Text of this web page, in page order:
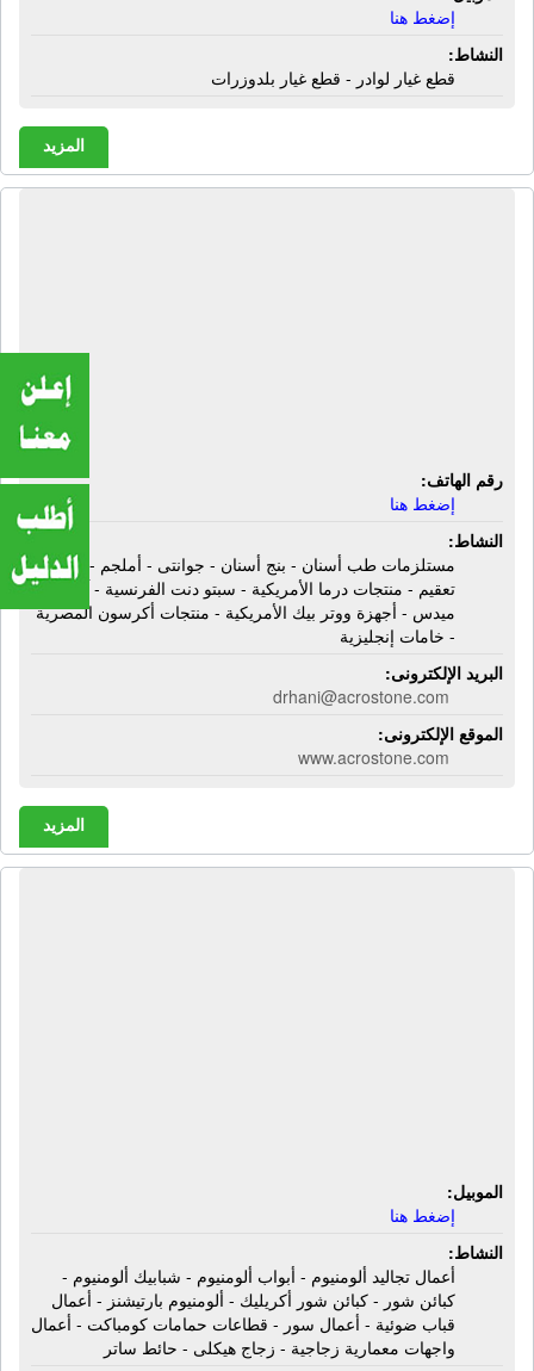
إضغط هنا
النشاط:
قطع غيار لوادر - قطع غيار بلدوزرات
المزيد
الفرنسية - آلالات ميدس - أجهزة ووتر
بيك الأمريكية - منتجات أكرسون المصرية
رقم الهاتف:
إضغط هنا
النشاط:
مستلزمات طب أسنان - بنج أسنان - جوانتى - أملجم - علب
تعقيم - منتجات درما الأمريكية - سبتو دنت الفرنسية - آلالات
ميدس - أجهزة ووتر بيك الأمريكية - منتجات أكرسون المصرية
- خامات إنجليزية
البريد الإلكترونى:
drhani@acrostone.com
الموقع الإلكترونى:
www.acrostone.com
المزيد
الموبيل:
إضغط هنا
النشاط:
أعمال تجاليد ألومنيوم - أبواب ألومنيوم - شبابيك ألومنيوم -
كبائن شور - كبائن شور أكريليك - ألومنيوم بارتيشنز - أعمال
قباب ضوئية - أعمال سور - قطاعات حمامات كومباكت - أعمال
واجهات معمارية زجاجية - زجاج هيكلى - حائط ساتر